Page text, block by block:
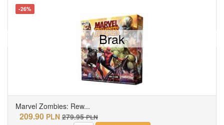
-26%
Marvel Zombies: Rew...
209.90 PLN 279.95 PLN
Brak